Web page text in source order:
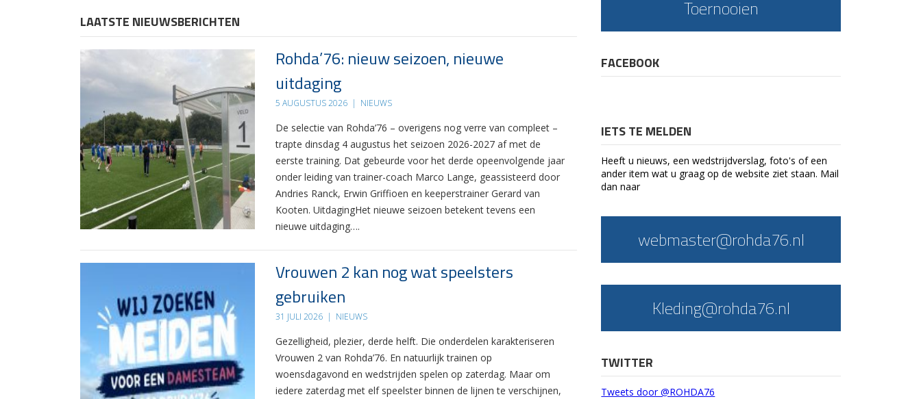
LAATSTE NIEUWSBERICHTEN
Rohda’76: nieuw seizoen, nieuwe
uitdaging
5 AUGUSTUS 2026 | NIEUWS
De selectie van Rohda’76 – overigens nog verre van compleet –
trapte dinsdag 4 augustus het seizoen 2026-2027 af met de
eerste training. Dat gebeurde voor het derde opeenvolgende jaar
onder leiding van trainer-coach Marco Lange, geassisteerd door
Andries Ranck, Erwin Griffioen en keeperstrainer Gerard van
Kooten. UitdagingHet nieuwe seizoen betekent tevens een
nieuwe uitdaging….
Vrouwen 2 kan nog wat speelsters
gebruiken
31 JULI 2026 | NIEUWS
Gezelligheid, plezier, derde helft. Die onderdelen karakteriseren
Vrouwen 2 van Rohda’76. En natuurlijk trainen op
woensdagavond en wedstrijden spelen op zaterdag. Maar om
iedere zaterdag met elf speelster binnen de lijnen te verschijnen,
Toernooien
FACEBOOK
IETS TE MELDEN
Heeft u nieuws, een wedstrijdverslag, foto's of een
ander item wat u graag op de website ziet staan. Mail
dan naar
webmaster@rohda76.nl
Kleding@rohda76.nl
TWITTER
Tweets door @ROHDA76